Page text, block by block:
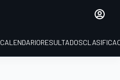
CALENDARIORESULTADOS